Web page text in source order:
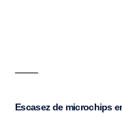
Escasez de microchips